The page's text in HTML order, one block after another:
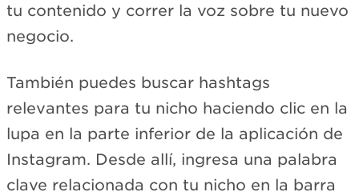
tu contenido y correr la voz sobre tu nuevo
negocio.
También puedes buscar hashtags
relevantes para tu nicho haciendo clic en la
lupa en la parte inferior de la aplicación de
Instagram. Desde allí, ingresa una palabra
clave relacionada con tu nicho en la barra